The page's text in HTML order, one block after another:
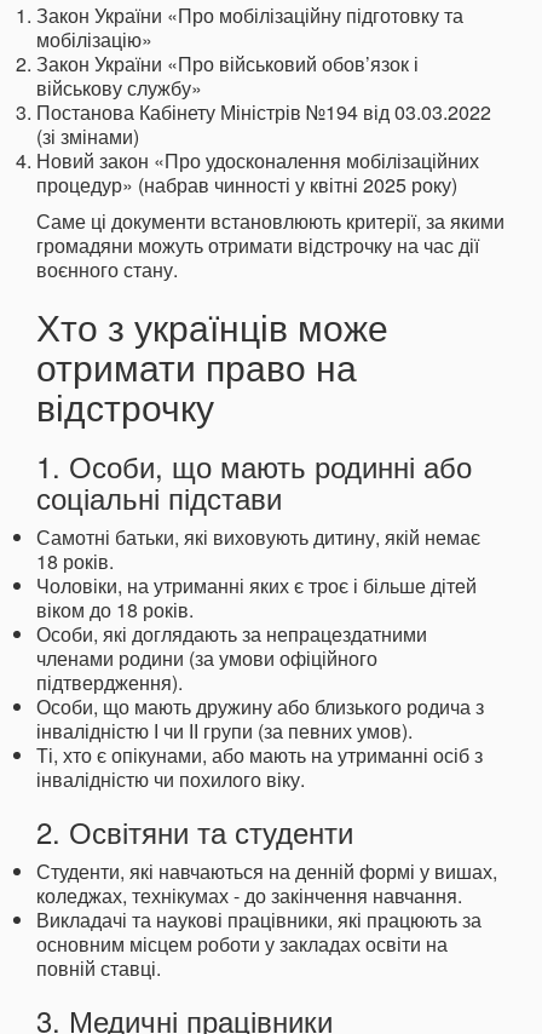
Закон України «Про мобілізаційну підготовку та
мобілізацію»
Закон України «Про військовий обов’язок і
військову службу»
Постанова Кабінету Міністрів №194 від 03.03.2022
(зі змінами)
Новий закон «Про удосконалення мобілізаційних
процедур» (набрав чинності у квітні 2025 року)
Саме ці документи встановлюють критерії, за якими
громадяни можуть отримати відстрочку на час дії
воєнного стану.
Хто з українців може
отримати право на
відстрочку
1. Особи, що мають родинні або
соціальні підстави
Самотні батьки, які виховують дитину, якій немає
18 років.
Чоловіки, на утриманні яких є троє і більше дітей
віком до 18 років.
Особи, які доглядають за непрацездатними
членами родини (за умови офіційного
підтвердження).
Особи, що мають дружину або близького родича з
інвалідністю І чи ІІ групи (за певних умов).
Ті, хто є опікунами, або мають на утриманні осіб з
інвалідністю чи похилого віку.
2. Освітяни та студенти
Студенти, які навчаються на денній формі у вишах,
коледжах, технікумах - до закінчення навчання.
Викладачі та наукові працівники, які працюють за
основним місцем роботи у закладах освіти на
повній ставці.
3. Медичні працівники